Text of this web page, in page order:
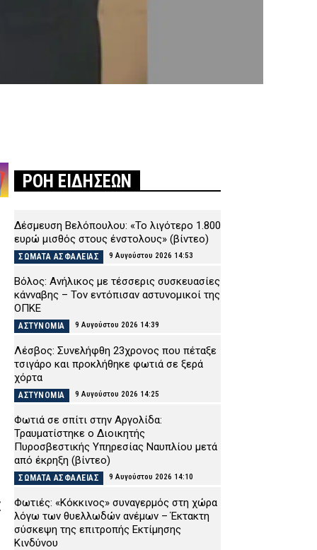
ΡΟΗ ΕΙΔΗΣΕΩΝ
Δέσμευση Βελόπουλου: «Το λιγότερο 1.800
ευρώ μισθός στους ένστολους» (βίντεο)
ΣΩΜΑΤΑ ΑΣΦΑΛΕΙΑΣ 9 Αυγούστου 2026 14:53
Βόλος: Ανήλικος με τέσσερις συσκευασίες
κάνναβης – Τον εντόπισαν αστυνομικοί της
ΟΠΚΕ
ΑΣΤΥΝΟΜΙΑ 9 Αυγούστου 2026 14:39
Λέσβος: Συνελήφθη 23χρονος που πέταξε
τσιγάρο και προκλήθηκε φωτιά σε ξερά
χόρτα
ΑΣΤΥΝΟΜΙΑ 9 Αυγούστου 2026 14:25
Φωτιά σε σπίτι στην Αργολίδα:
Τραυματίστηκε o Διοικητής
Πυροσβεστικής Υπηρεσίας Ναυπλίου μετά
από έκρηξη (βίντεο)
ΣΩΜΑΤΑ ΑΣΦΑΛΕΙΑΣ 9 Αυγούστου 2026 14:10
Φωτιές: «Κόκκινος» συναγερμός στη χώρα
λόγω των θυελλωδών ανέμων – Έκτακτη
σύσκεψη της επιτροπής Εκτίμησης
Κινδύνου